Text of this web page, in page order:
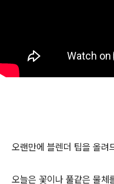
오랜만에 블렌더 팁을 올려
오늘은 꽃이나 풀같은 물체